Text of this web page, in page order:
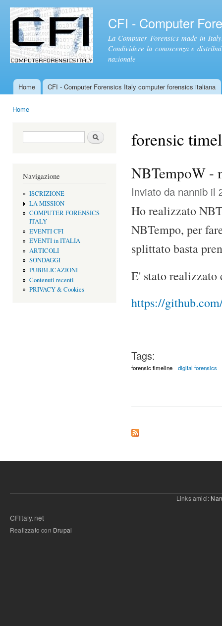
CFI - Computer
La Computer Forensics made in
Condividere la conoscenza e
nazionale
Menu principale
Home CFI - Computer Forensics Italy computer forensics italiana
Home
Form di ricerca Cerca
Navigazione
ISCRIZIONE
LA MISSION
COMPUTER FORENSICS
ITALY
EVENTI CFI
EVENTI in ITALIA
ARTICOLI
SONDAGGI
PUBBLICAZIONI
Contenuti recenti
PRIVACY & Cookies
forensic
NBTempoW -
Inviato da nannib il
Ho realizzato
NBTempo, per
splittato basta
E' stato
https://
Tags:
forensic timeline digital forensics
Links amici:
CFItaly.net
Realizzato con Drupal